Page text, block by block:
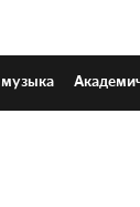
музыка